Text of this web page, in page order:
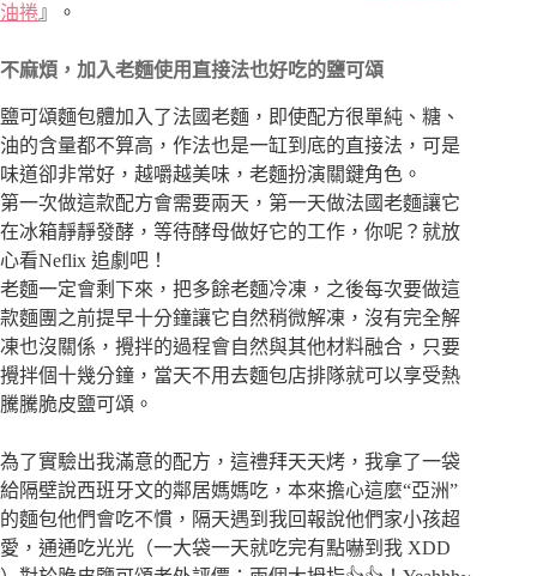
油捲 』。
不麻煩，加入老麵使用直接法也好吃的鹽可頌
鹽可頌麵包體加入了法國老麵，即使配方很單純、糖、
油的含量都不算高，作法也是一缸到底的直接法，可是
味道卻非常好，越嚼越美味，老麵扮演關鍵角色。
第一次做這款配方會需要兩天，第一天做法國老麵讓它
在冰箱靜靜發酵，等待酵母做好它的工作，你呢？就放
心看Neflix 追劇吧！
老麵一定會剩下來，把多餘老麵冷凍，之後每次要做這
款麵團之前提早十分鐘讓它自然稍微解凍，沒有完全解
凍也沒關係，攪拌的過程會自然與其他材料融合，只要
攪拌個十幾分鐘，當天不用去麵包店排隊就可以享受熱
騰騰脆皮鹽可頌。
為了實驗出我滿意的配方，這禮拜天天烤，我拿了一袋
給隔壁說西班牙文的鄰居媽媽吃，本來擔心這麼“亞洲”
的麵包他們會吃不慣，隔天遇到我回報說他們家小孩超
愛，通通吃光光（一大袋一天就吃完有點嚇到我 XDD